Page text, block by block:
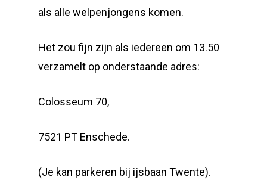
als alle welpenjongens komen.
Het zou fijn zijn als iedereen om 13.50
verzamelt op onderstaande adres:
Colosseum 70,
7521 PT Enschede.
(Je kan parkeren bij ijsbaan Twente).